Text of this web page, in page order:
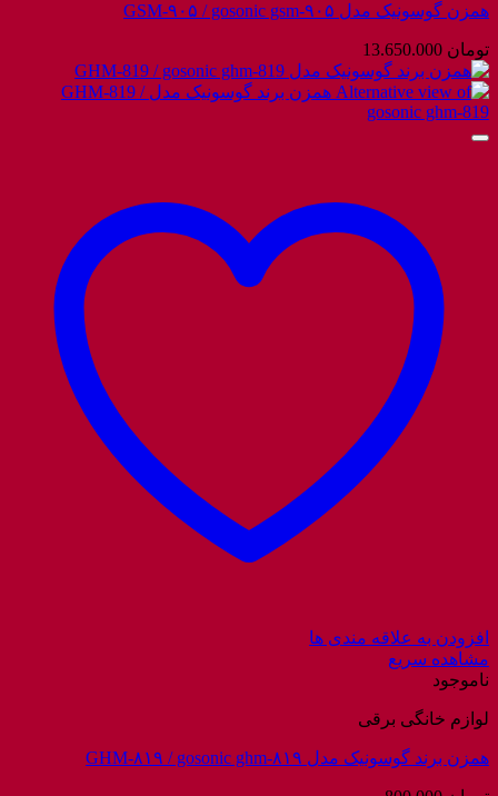
همزن گوسونیک مدل GSM-۹۰۵ / gosonic gsm-۹۰۵
تومان
افزودن به علاقه مندی ها
مشاهده سریع
ناموجود
لوازم خانگی برقی
همزن برند گوسونیک مدل GHM-۸۱۹ / gosonic ghm-۸۱۹